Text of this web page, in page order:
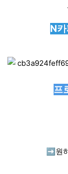
N
프
➡️ 원